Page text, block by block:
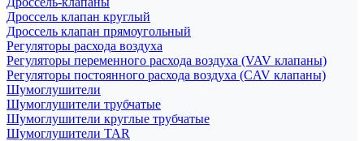
Дроссель клапан круглый
Дроссель клапан прямоугольный
Регуляторы расхода воздуха
Регуляторы переменного расхода воздуха (VAV клапаны)
Регуляторы постоянного расхода воздуха (CAV клапаны)
Шумоглушители
Шумоглушители трубчатые
Шумоглушители круглые трубчатые
Шумоглушители TAR